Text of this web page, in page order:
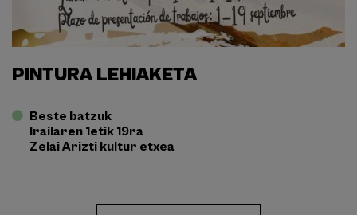
PINTURA LEHIAKETA
Beste batzuk
Irailaren 1etik 19ra
Zelai Arizti kultur etxea